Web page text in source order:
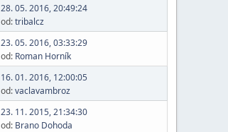
28. 05. 2016, 20:49:24
od:tribalcz
23. 05. 2016, 03:33:29
od: Roman Horník
16. 01. 2016, 12:00:05
od:vaclavambroz
23. 11. 2015, 21:34:30
od: Brano Dohoda